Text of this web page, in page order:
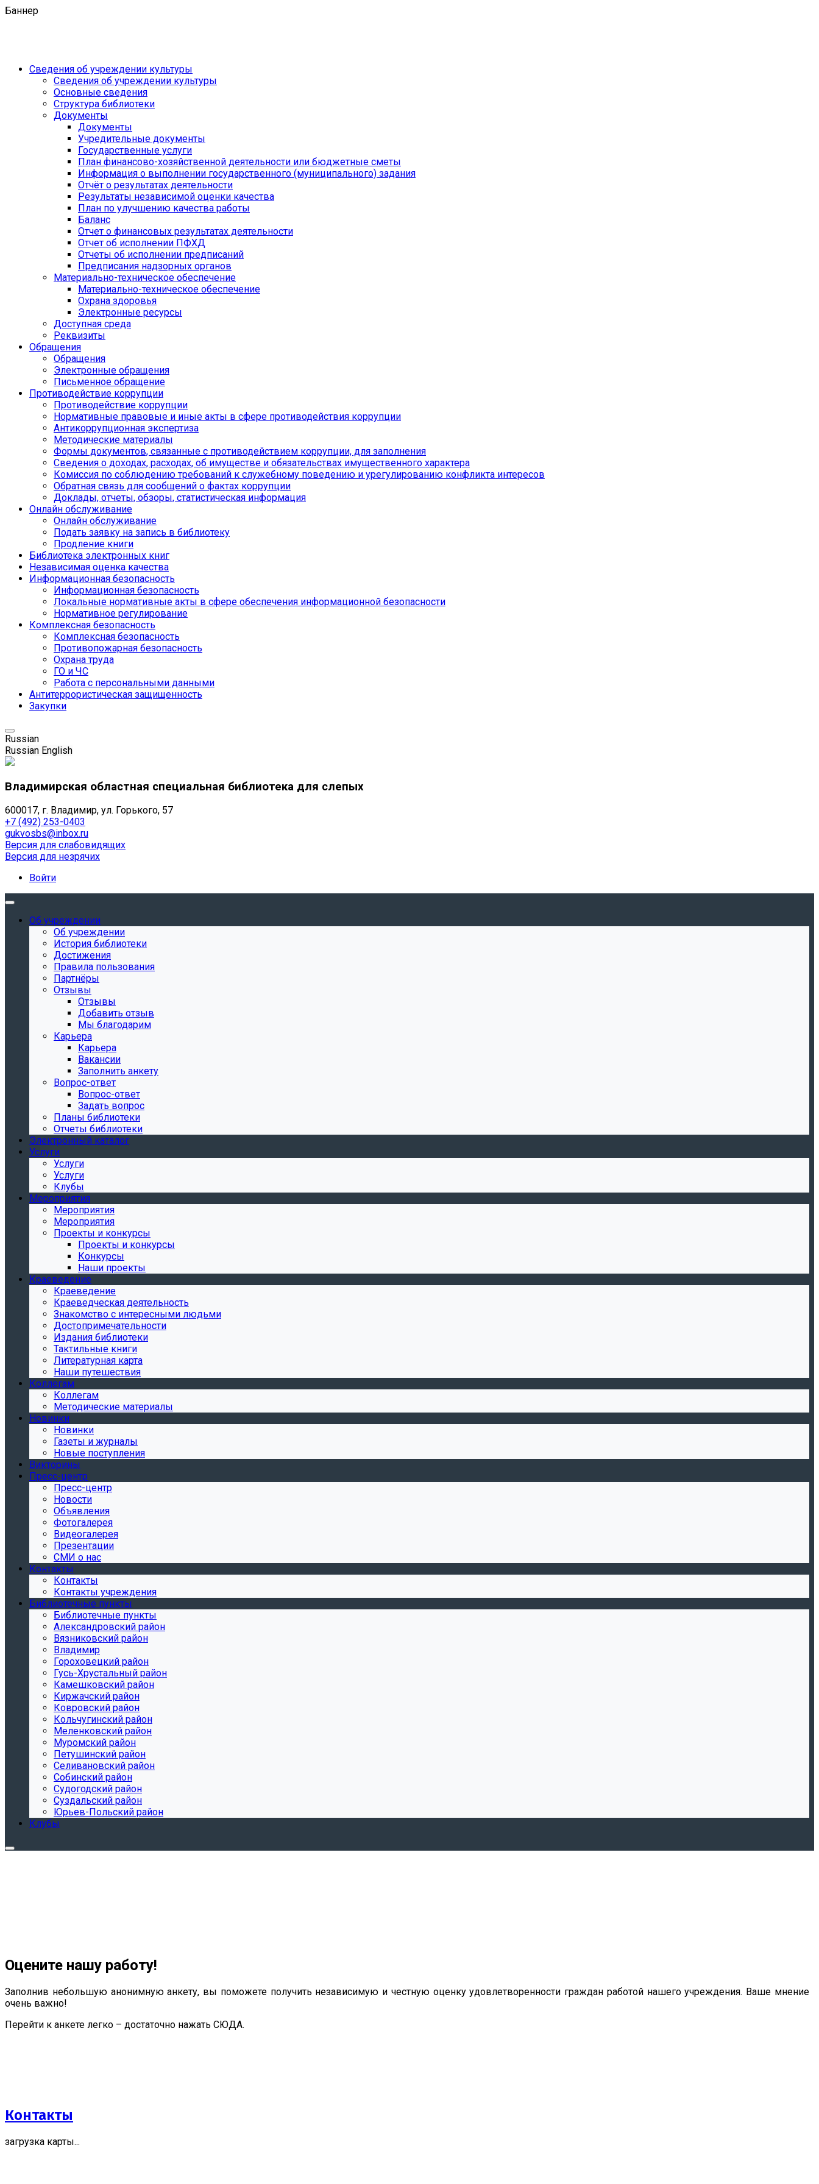
Баннер
Сведения об учреждении культуры
Сведения об учреждении культуры
Основные сведения
Структура библиотеки
Документы
Документы
Учредительные документы
Государственные услуги
План финансово-хозяйственной деятельности или бюджетные сметы
Информация о выполнении государственного (муниципального) задания
Отчёт о результатах деятельности
Результаты независимой оценки качества
План по улучшению качества работы
Баланс
Отчет о финансовых результатах деятельности
Отчет об исполнении ПФХД
Отчеты об исполнении предписаний
Предписания надзорных органов
Материально-техническое обеспечение
Материально-техническое обеспечение
Охрана здоровья
Электронные ресурсы
Доступная среда
Реквизиты
Обращения
Обращения
Электронные обращения
Письменное обращение
Противодействие коррупции
Противодействие коррупции
Нормативные правовые и иные акты в сфере противодействия коррупции
Антикоррупционная экспертиза
Методические материалы
Формы документов, связанные с противодействием коррупции, для заполнения
Сведения о доходах, расходах, об имуществе и обязательствах имущественного характера
Комиссия по соблюдению требований к служебному поведению и урегулированию конфликта интересов
Обратная связь для сообщений о фактах коррупции
Доклады, отчеты, обзоры, статистическая информация
Онлайн обслуживание
Онлайн обслуживание
Подать заявку на запись в библиотеку
Продление книги
Библиотека электронных книг
Независимая оценка качества
Информационная безопасность
Информационная безопасность
Локальные нормативные акты в сфере обеспечения информационной безопасности
Нормативное регулирование
Комплексная безопасность
Комплексная безопасность
Противопожарная безопасность
Охрана труда
ГО и ЧС
Работа с персональными данными
Антитеррористическая защищенность
Закупки
Russian
Russian English
Владимирская областная специальная библиотека для слепых
600017, г. Владимир, ул. Горького, 57
+7 (492) 253-0403
gukvosbs@inbox.ru
Версия для слабовидящих
Версия для незрячих
Войти
Об учреждении
Об учреждении
История библиотеки
Достижения
Правила пользования
Партнёры
Отзывы
Отзывы
Добавить отзыв
Мы благодарим
Карьера
Карьера
Вакансии
Заполнить анкету
Вопрос-ответ
Вопрос-ответ
Задать вопрос
Планы библиотеки
Отчеты библиотеки
Электронный каталог
Услуги
Услуги
Услуги
Клубы
Мероприятия
Мероприятия
Мероприятия
Проекты и конкурсы
Проекты и конкурсы
Конкурсы
Наши проекты
Краеведение
Краеведение
Краеведческая деятельность
Знакомство с интересными людьми
Достопримечательности
Издания библиотеки
Тактильные книги
Литературная карта
Наши путешествия
Коллегам
Коллегам
Методические материалы
Новинки
Новинки
Газеты и журналы
Новые поступления
Викторины
Пресс-центр
Пресс-центр
Новости
Объявления
Фотогалерея
Видеогалерея
Презентации
СМИ о нас
Контакты
Контакты
Контакты учреждения
Библиотечные пункты
Библиотечные пункты
Александровский район
Вязниковский район
Владимир
Гороховецкий район
Гусь-Хрустальный район
Камешковский район
Киржачский район
Ковровский район
Кольчугинский район
Меленковский район
Муромский район
Петушинский район
Селивановский район
Собинский район
Судогодский район
Суздальский район
Юрьев-Польский район
Клубы
Оцените нашу работу!
Заполнив небольшую анонимную анкету, вы поможете получить независимую и честную оценку удовлетворенности граждан работой нашего учреждения. Ваше мнение
очень важно!
Перейти к анкете легко – достаточно нажать СЮДА.
Контакты
загрузка карты...